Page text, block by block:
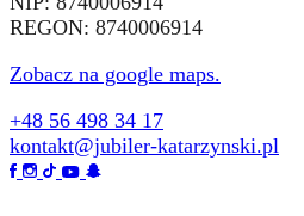
REGON: 8740006914
Zobacz na google maps.
+48 56 498 34 17
kontakt@jubiler-katarzynski.pl